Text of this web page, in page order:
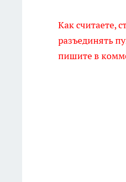
Как считаете,
разъединять
пишите в